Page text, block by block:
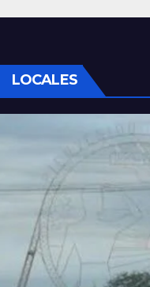
LOCALES